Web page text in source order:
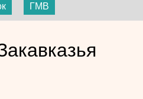
ГМВ